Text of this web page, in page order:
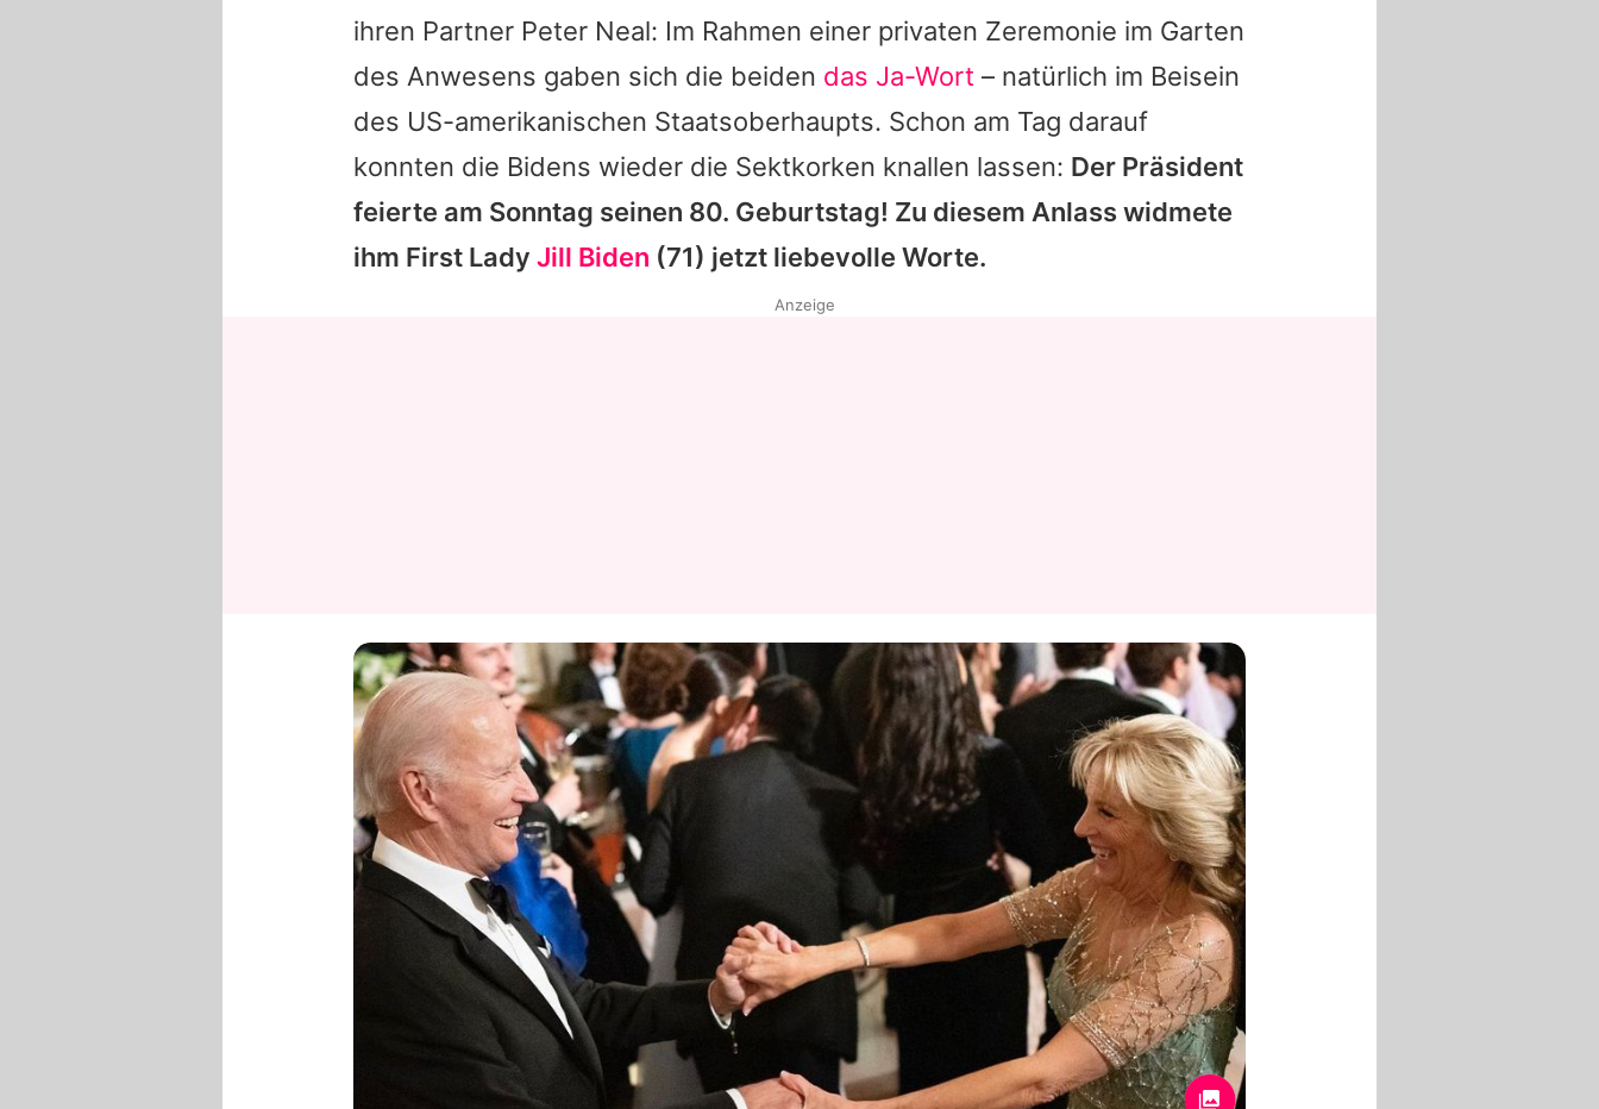
ihren Partner Peter Neal: Im Rahmen einer privaten Zeremonie im Garten
des Anwesens gaben sich die beiden das Ja-Wort – natürlich im Beisein
des US-amerikanischen Staatsoberhaupts. Schon am Tag darauf
konnten die Bidens wieder die Sektkorken knallen lassen: Der Präsident
feierte am Sonntag seinen 80. Geburtstag! Zu diesem Anlass widmete
ihm First Lady Jill Biden (71) jetzt liebevolle Worte.
Anzeige